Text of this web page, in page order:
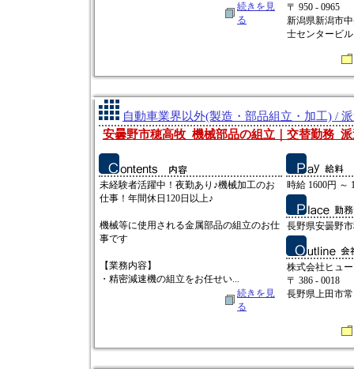
続きを見
る
〒 950 - 0965
新潟県新潟市
士センタービ
自動車業界以外(製造・部品組立・加工) /
安曇野市穂高牧_機械部品の組立｜交替勤務_
未経験者活躍中！夜勤あり♪機械加工のお
仕事！年間休日120日以上♪
機械等に使用される金属部品の組立のお仕
事です
【業務内容】
・精密減速機の組立をお任せい...
続きを見
る
時給 1600円 ～
長野県安曇野
株式会社ヒュ
〒 386 - 0018
長野県上田市